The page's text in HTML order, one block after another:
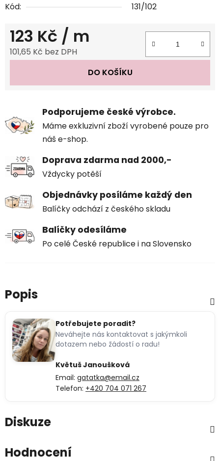
Kód:
131/102
123 Kč / m
101,65 Kč bez DPH
DO KOŠÍKU
Podporujeme české výrobce.
Máme exkluzivní zboží vyrobené pouze pro
náš e-shop.
Doprava zdarma nad 2000,-
Vždycky potěší
Objednávky posíláme každý den
Balíčky odchází z českého skladu
Balíčky odesíláme
Po celé České republice i na Slovensko
Popis
Potřebujete poradit?
Neváhejte nás kontaktovat s jakýmkoli
dotazem nebo žádostí o radu!
Květuš Janoušková
Email: gatatka@email.cz
Telefon: +420 704 071 267
Diskuze
Hodnocení